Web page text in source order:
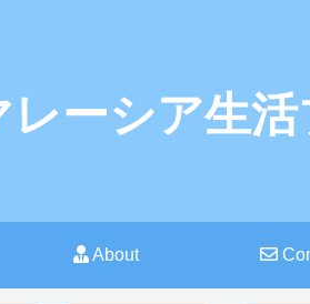
レーシア生
About